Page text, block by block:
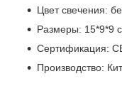
Цвет свечения:
Размеры: 15*9*9
Сертификация:
Производство: